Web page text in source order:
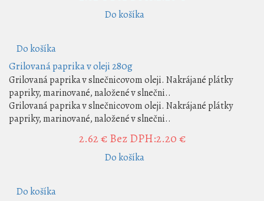
Do košíka
Do košíka
Grilovaná paprika v oleji 280g
Grilovaná paprika v slnečnicovom oleji. Nakrájané plátky
papriky, marinované, naložené v slnečni..
Grilovaná paprika v slnečnicovom oleji. Nakrájané plátky
papriky, marinované, naložené v slnečni..
2.62 € Bez DPH:2.20 €
Do košíka
Do košíka